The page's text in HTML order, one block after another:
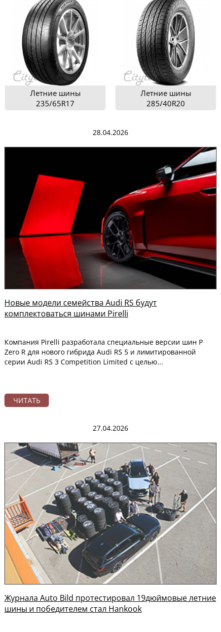
Летние шины
235/65R17
Летние шины
285/40R20
28.04.2026
Новые модели семейства Audi RS будут
комплектоваться шинами Pirelli
Компания Pirelli разработала специальные версии шин P
Zero R для нового гибрида Audi RS 5 и лимитированной
серии Audi RS 3 Competition Limited с целью...
ЧИТАТЬ
27.04.2026
Журнала Auto Bild протестировал 19дюймовые летние
шины и победителем стал Hankook